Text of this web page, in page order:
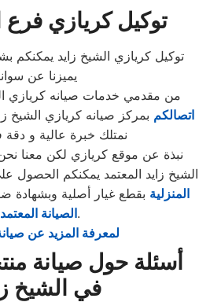
توكيلكريازي فرع
توكيل كريازي الشيخ زايد يمكنكم
يميزنا عن
من مقدمي خدمات صيانه كريازي
اتصالكم بمركز صيانه كريازي الشيخ
نمتلك خبرة عالية و
نبذة عن موقع كريازي لكن معنا
الشيخ زايد المعتمد يمكنكم الحصول
المنزلية بقطع غيار أصلية وبشهادة
الصيانة.
لمعرفة المزيد عن
أسئلة حول صيانة
في الشيخ